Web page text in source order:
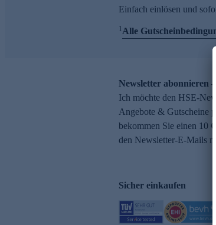
Einfach einlösen und
1Alle
Newsletter abonnieren
Ich möchte den HSE-
Angebote & Gutscheine
bekommen Sie einen 10
den Newsletter-E-Mails
Sicher einkaufen